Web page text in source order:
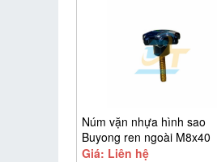
Núm vặn nhựa hình sao
Buyong ren ngoài M8x40
Giá: Liên hệ